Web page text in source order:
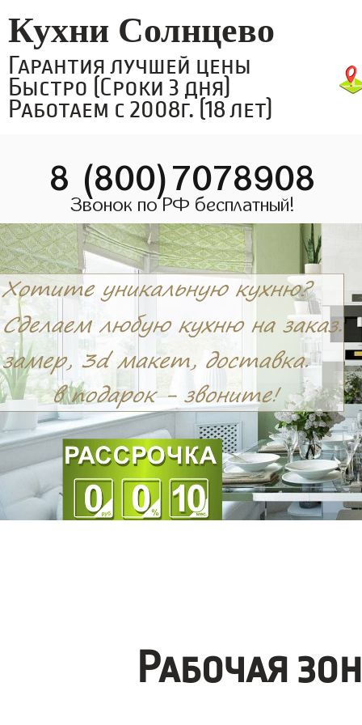
Кухни Солнцево
Гарантия лучшей цены
Быстро (Сроки 3 дня)
Работаем с 2008г. (18 лет)
8 (800)7078908
Звонок по РФ бесплатный!
Рабочая